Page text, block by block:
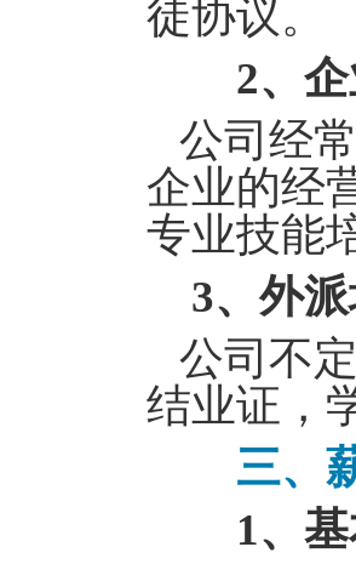
徒协议。
2、
公司经
企业的经
专业技能
3、外
公司不
结业证，
三、薪
1、